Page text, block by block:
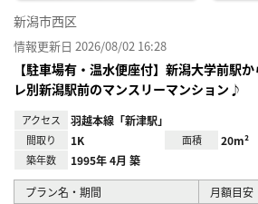
新潟市西区
情報更新日 2026/08/02 16:28
【駐車場有・温水便座付】新潟大学前駅
レ別新潟駅前のマンスリーマンション♪
アクセス 羽越本線「新津駅」
間取り 1K 面積 20m²
築年数 1995年 4月 築
プラン名・期間 月額目安